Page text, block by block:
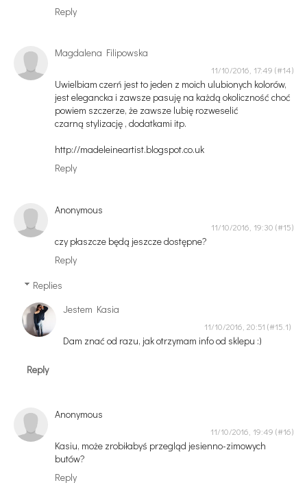
Reply
Magdalena Filipowska
11/10/2016, 17:49
Uwielbiam czerń jest to jeden z moich ulubionych kolorów,
jest elegancka i zawsze pasuję na każdą okoliczność choć
powiem szczerze, że zawsze lubię rozweselić
czarną stylizację , dodatkami itp.
http://madeleineartist.blogspot.co.uk
Reply
Anonymous
11/10/2016, 19:30
czy płaszcze będą jeszcze dostępne?
Reply
Replies
Jestem Kasia
11/10/2016, 20:51
Dam znać od razu, jak otrzymam info od sklepu :)
Reply
Anonymous
11/10/2016, 19:49
Kasiu, może zrobiłabyś przegląd jesienno-zimowych
butów?
Reply